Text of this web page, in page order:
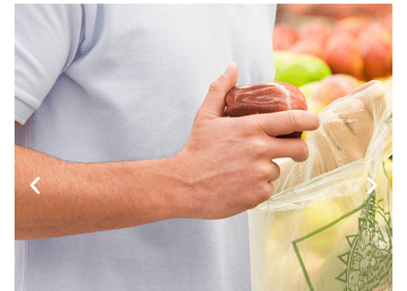
Los biopolímeros INZEA ofrecen soluciones
para requerimientos de contenido biobasado
adecuándose a las normativas de los países
más exigentes.
VER MÁS